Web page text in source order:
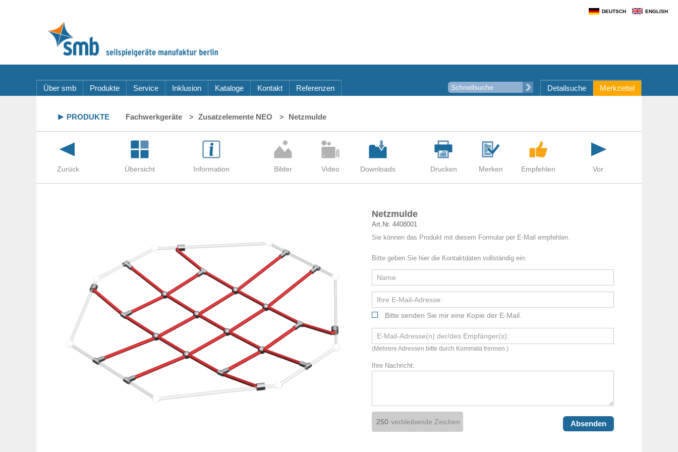
DEUTSCH ENGLISH
Über smb Produkte Service Inklusion Kataloge Kontakt Referenzen Detailsuche Merkzettel
PRODUKTE Fachwerkgeräte Zusatzelemente NEO Netzmulde
Netzmulde
Art.Nr. 4408001
Sie können das Produkt mit diesem Formular per E-Mail empfehlen.
Bitte geben Sie hier die Kontaktdaten vollständig ein:
Bitte senden Sie mir eine Kopie der E-Mail.
(Mehrere Adressen bitte durch Kommata trennen.)
Ihre Nachricht:
verbleibende Zeichen Absenden